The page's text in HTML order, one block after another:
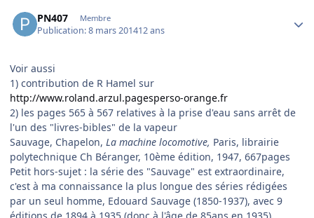
PN407 Membre
Publication:8 mars 201412 ans
Voir aussi
1) contribution de R Hamel sur
http://www.roland.arzul.pagesperso-orange.fr
2) les pages 565 à 567 relatives à la prise d'eau sans arrêt de
l'un des "livres-bibles" de la vapeur
Sauvage, Chapelon, La machine locomotive, Paris, librairie
polytechnique Ch Béranger, 10ème édition, 1947, 667pages
Petit hors-sujet : la série des "Sauvage" est extraordinaire,
c'est à ma connaissance la plus longue des séries rédigées
par un seul homme, Edouard Sauvage (1850-1937), avec 9